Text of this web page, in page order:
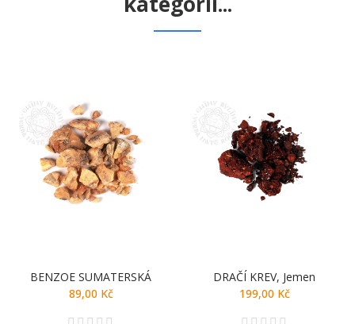
BENZOE SUMATERSKÁ
89,00 Kč
DRAČÍ KREV, Jemen
199,00 Kč